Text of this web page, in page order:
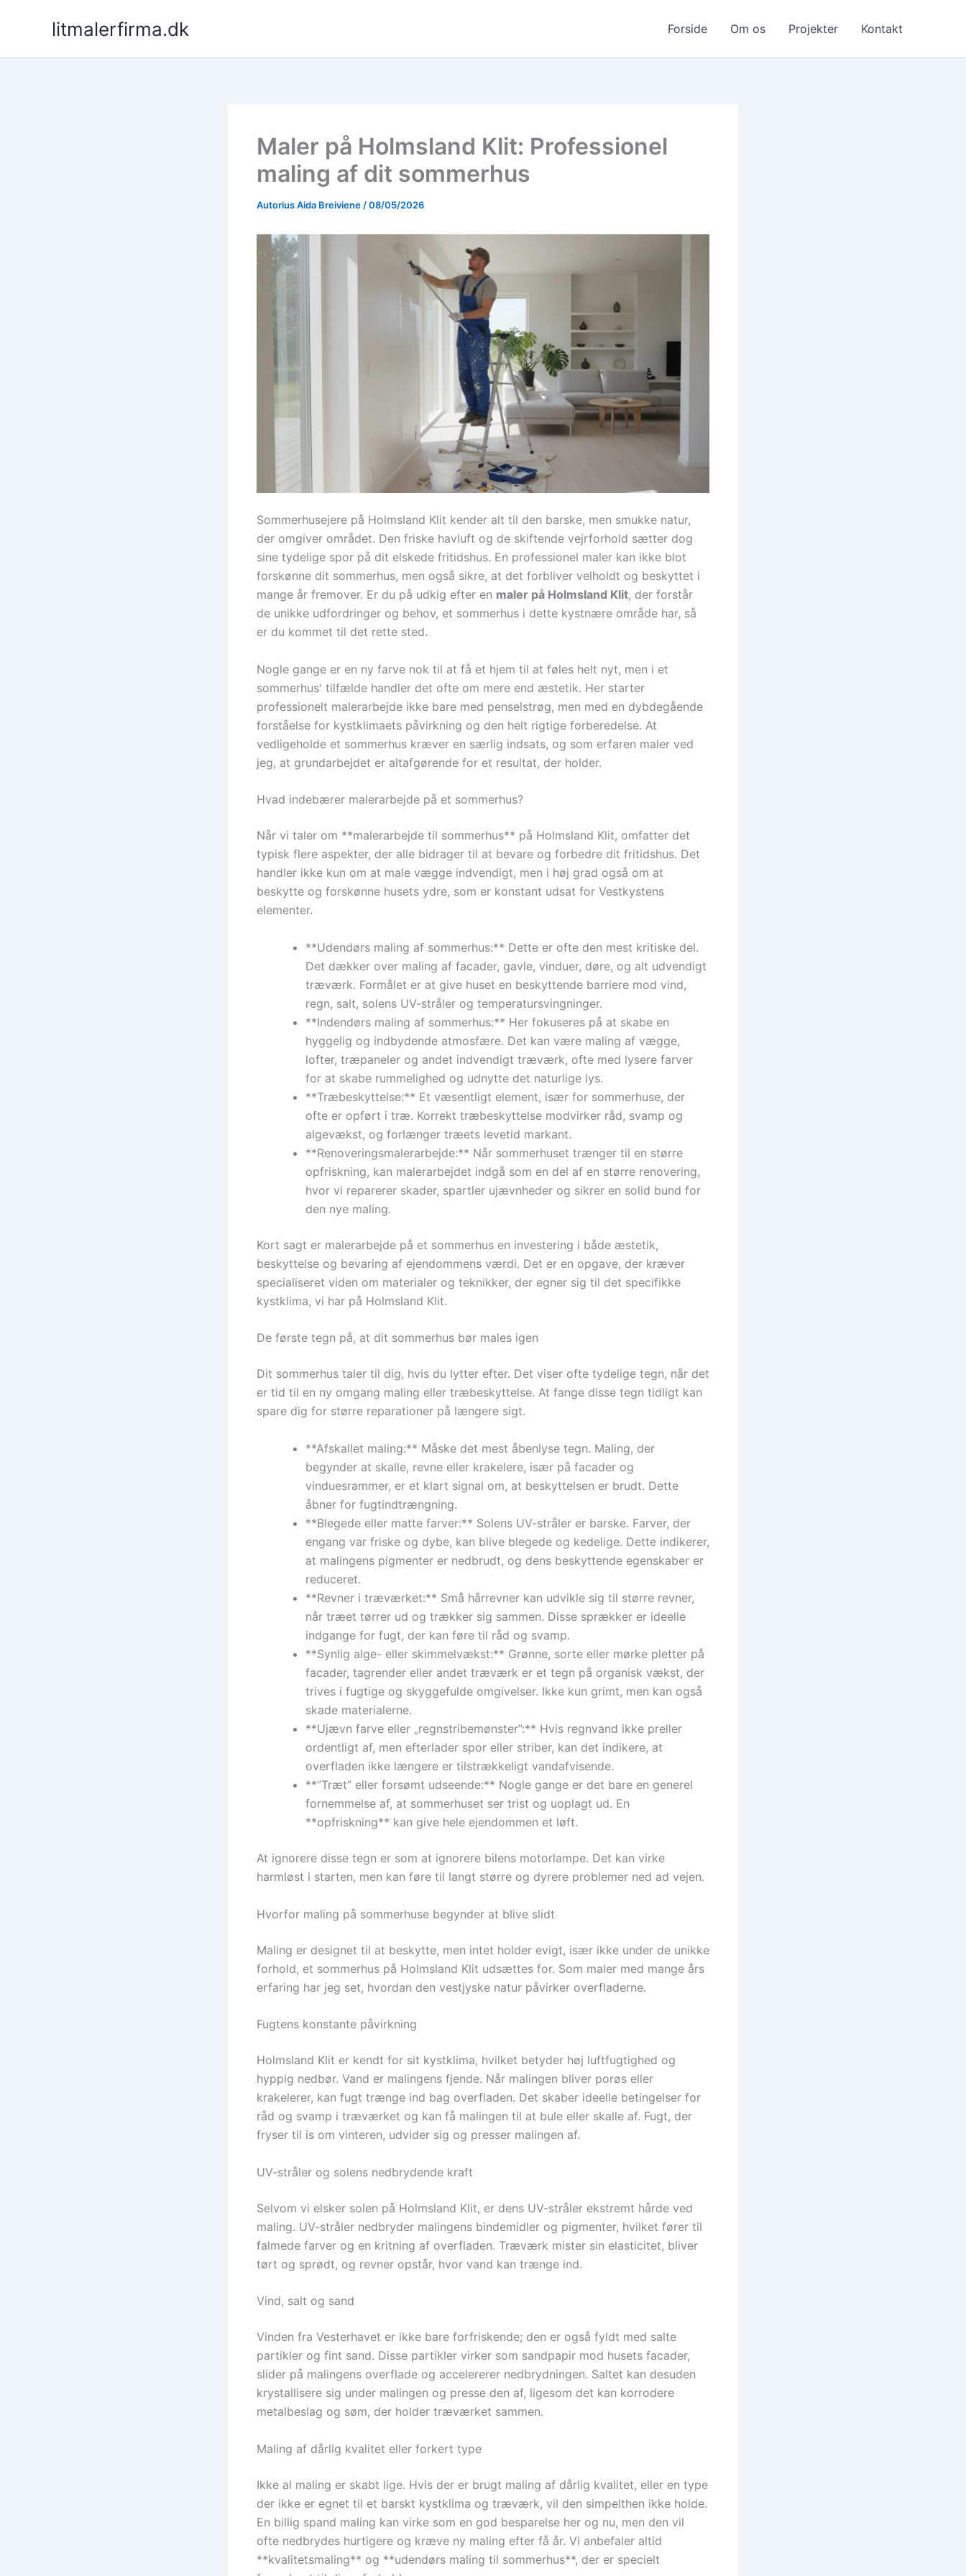
litmalerfirma.dk Forside Om os Projekter Kontakt
Maler på Holmsland Klit: Professionel
maling af dit sommerhus
AutoriusAida Breiviene /08/05/2026
Sommerhusejere på Holmsland Klit kender alt til den barske, men smukke natur,
der omgiver området. Den friske havluft og de skiftende vejrforhold sætter dog
sine tydelige spor på dit elskede fritidshus. En professionel maler kan ikke blot
forskønne dit sommerhus, men også sikre, at det forbliver velholdt og beskyttet i
mange år fremover. Er du på udkig efter en maler på Holmsland Klit, der forstår
de unikke udfordringer og behov, et sommerhus i dette kystnære område har, så
er du kommet til det rette sted.
Nogle gange er en ny farve nok til at få et hjem til at føles helt nyt, men i et
sommerhus' tilfælde handler det ofte om mere end æstetik. Her starter
professionelt malerarbejde ikke bare med penselstrøg, men med en dybdegående
forståelse for kystklimaets påvirkning og den helt rigtige forberedelse. At
vedligeholde et sommerhus kræver en særlig indsats, og som erfaren maler ved
jeg, at grundarbejdet er altafgørende for et resultat, der holder.
Hvad indebærer malerarbejde på et sommerhus?
Når vi taler om **malerarbejde til sommerhus** på Holmsland Klit, omfatter det
typisk flere aspekter, der alle bidrager til at bevare og forbedre dit fritidshus. Det
handler ikke kun om at male vægge indvendigt, men i høj grad også om at
beskytte og forskønne husets ydre, som er konstant udsat for Vestkystens
elementer.
**Udendørs maling af sommerhus:** Dette er ofte den mest kritiske del.
Det dækker over maling af facader, gavle, vinduer, døre, og alt udvendigt
træværk. Formålet er at give huset en beskyttende barriere mod vind,
regn, salt, solens UV-stråler og temperatursvingninger.
**Indendørs maling af sommerhus:** Her fokuseres på at skabe en
hyggelig og indbydende atmosfære. Det kan være maling af vægge,
lofter, træpaneler og andet indvendigt træværk, ofte med lysere farver
for at skabe rummelighed og udnytte det naturlige lys.
**Træbeskyttelse:** Et væsentligt element, især for sommerhuse, der
ofte er opført i træ. Korrekt træbeskyttelse modvirker råd, svamp og
algevækst, og forlænger træets levetid markant.
**Renoveringsmalerarbejde:** Når sommerhuset trænger til en større
opfriskning, kan malerarbejdet indgå som en del af en større renovering,
hvor vi reparerer skader, spartler ujævnheder og sikrer en solid bund for
den nye maling.
Kort sagt er malerarbejde på et sommerhus en investering i både æstetik,
beskyttelse og bevaring af ejendommens værdi. Det er en opgave, der kræver
specialiseret viden om materialer og teknikker, der egner sig til det specifikke
kystklima, vi har på Holmsland Klit.
De første tegn på, at dit sommerhus bør males igen
Dit sommerhus taler til dig, hvis du lytter efter. Det viser ofte tydelige tegn, når det
er tid til en ny omgang maling eller træbeskyttelse. At fange disse tegn tidligt kan
spare dig for større reparationer på længere sigt.
**Afskallet maling:** Måske det mest åbenlyse tegn. Maling, der
begynder at skalle, revne eller krakelere, især på facader og
vinduesrammer, er et klart signal om, at beskyttelsen er brudt. Dette
åbner for fugtindtrængning.
**Blegede eller matte farver:** Solens UV-stråler er barske. Farver, der
engang var friske og dybe, kan blive blegede og kedelige. Dette indikerer,
at malingens pigmenter er nedbrudt, og dens beskyttende egenskaber er
reduceret.
**Revner i træværket:** Små hårrevner kan udvikle sig til større revner,
når træet tørrer ud og trækker sig sammen. Disse sprækker er ideelle
indgange for fugt, der kan føre til råd og svamp.
**Synlig alge- eller skimmelvækst:** Grønne, sorte eller mørke pletter på
facader, tagrender eller andet træværk er et tegn på organisk vækst, der
trives i fugtige og skyggefulde omgivelser. Ikke kun grimt, men kan også
skade materialerne.
**Ujævn farve eller „regnstribemønster”:** Hvis regnvand ikke preller
ordentligt af, men efterlader spor eller striber, kan det indikere, at
overfladen ikke længere er tilstrækkeligt vandafvisende.
**”Træt” eller forsømt udseende:** Nogle gange er det bare en generel
fornemmelse af, at sommerhuset ser trist og uoplagt ud. En
**opfriskning** kan give hele ejendommen et løft.
At ignorere disse tegn er som at ignorere bilens motorlampe. Det kan virke
harmløst i starten, men kan føre til langt større og dyrere problemer ned ad vejen.
Hvorfor maling på sommerhuse begynder at blive slidt
Maling er designet til at beskytte, men intet holder evigt, især ikke under de unikke
forhold, et sommerhus på Holmsland Klit udsættes for. Som maler med mange års
erfaring har jeg set, hvordan den vestjyske natur påvirker overfladerne.
Fugtens konstante påvirkning
Holmsland Klit er kendt for sit kystklima, hvilket betyder høj luftfugtighed og
hyppig nedbør. Vand er malingens fjende. Når malingen bliver porøs eller
krakelerer, kan fugt trænge ind bag overfladen. Det skaber ideelle betingelser for
råd og svamp i træværket og kan få malingen til at bule eller skalle af. Fugt, der
fryser til is om vinteren, udvider sig og presser malingen af.
UV-stråler og solens nedbrydende kraft
Selvom vi elsker solen på Holmsland Klit, er dens UV-stråler ekstremt hårde ved
maling. UV-stråler nedbryder malingens bindemidler og pigmenter, hvilket fører til
falmede farver og en kritning af overfladen. Træværk mister sin elasticitet, bliver
tørt og sprødt, og revner opstår, hvor vand kan trænge ind.
Vind, salt og sand
Vinden fra Vesterhavet er ikke bare forfriskende; den er også fyldt med salte
partikler og fint sand. Disse partikler virker som sandpapir mod husets facader,
slider på malingens overflade og accelererer nedbrydningen. Saltet kan desuden
krystallisere sig under malingen og presse den af, ligesom det kan korrodere
metalbeslag og søm, der holder træværket sammen.
Maling af dårlig kvalitet eller forkert type
Ikke al maling er skabt lige. Hvis der er brugt maling af dårlig kvalitet, eller en type
der ikke er egnet til et barskt kystklima og træværk, vil den simpelthen ikke holde.
En billig spand maling kan virke som en god besparelse her og nu, men den vil
ofte nedbrydes hurtigere og kræve ny maling efter få år. Vi anbefaler altid
**kvalitetsmaling** og **udendørs maling til sommerhus**, der er specielt